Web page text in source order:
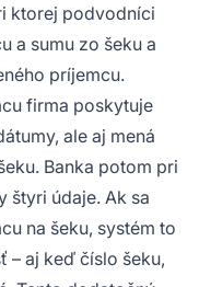
ktorej podvodníci
a sumu zo šeku a
príjemcu.
firma poskytuje
ale aj mená
Banka potom pri
štyri údaje. Ak sa
na šeku, systém to
– aj keď číslo šeku,